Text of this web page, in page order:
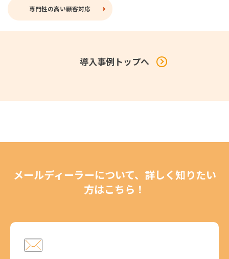
専門性の高い顧客対応
導入事例トップへ
メールディーラーについて、詳しく知りたい
方はこちら！